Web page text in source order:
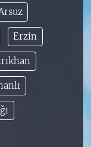
Erzin